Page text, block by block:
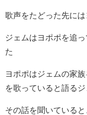
歌声をたどった先に
ジェムはヨポポを追
た
ヨポポはジェムの家
を歌っていると語るジ
その話を聞いている